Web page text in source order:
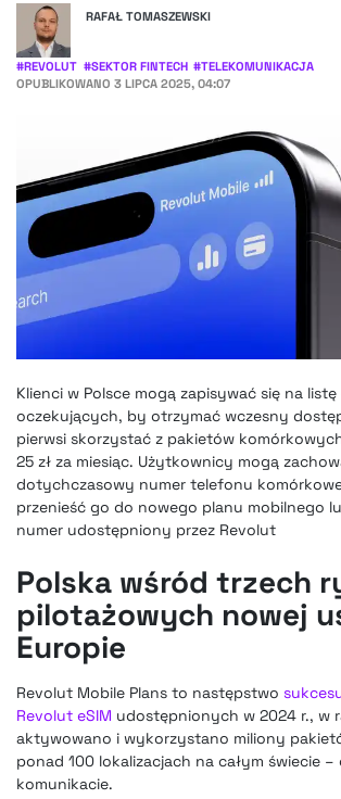
RAFAŁ TOMASZEWSKI
#REVOLUT #SEKTOR FINTECH #TELEKOMUNIKACJA
OPUBLIKOWANO 3 LIPCA 2025, 04:07
Klienci w Polsce mogą zapisywać się na
oczekujących, by otrzymać wczesny
pierwsi skorzystać z pakietów
25 zł za miesiąc. Użytkownicy mogą
dotychczasowy numer telefonu
przenieść go do nowego planu mobilnego
numer udostępniony przez Revolut
Polska wśród trzech
pilotażowych nowej
Europie
Revolut Mobile Plans to następstwo
Revolut eSIM udostępnionych w 2024 r., w
aktywowano i wykorzystano miliony
ponad 100 lokalizacjach na całym świecie
komunikacie.